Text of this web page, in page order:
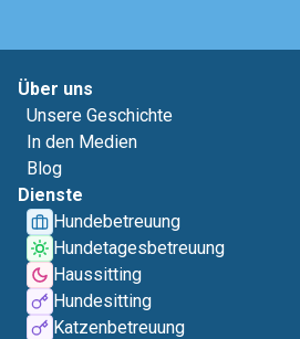
Über uns
Unsere Geschichte
In den Medien
Blog
Dienste
Hundebetreuung
Hundetagesbetreuung
Haussitting
Hundesitting
Katzenbetreuung